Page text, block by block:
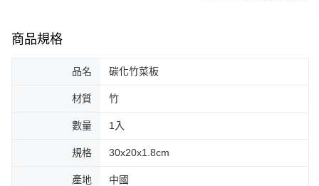
商品規格
品名 碳化竹菜板
材質 竹
數量 1入
規格 30x20x1.8cm
產地 中國